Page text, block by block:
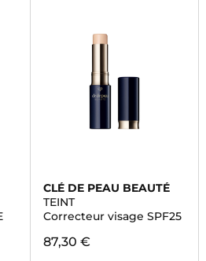
CLÉ DE PEAU BEAUTÉ
TEINT
Correcteur visage SPF25
87,30 €